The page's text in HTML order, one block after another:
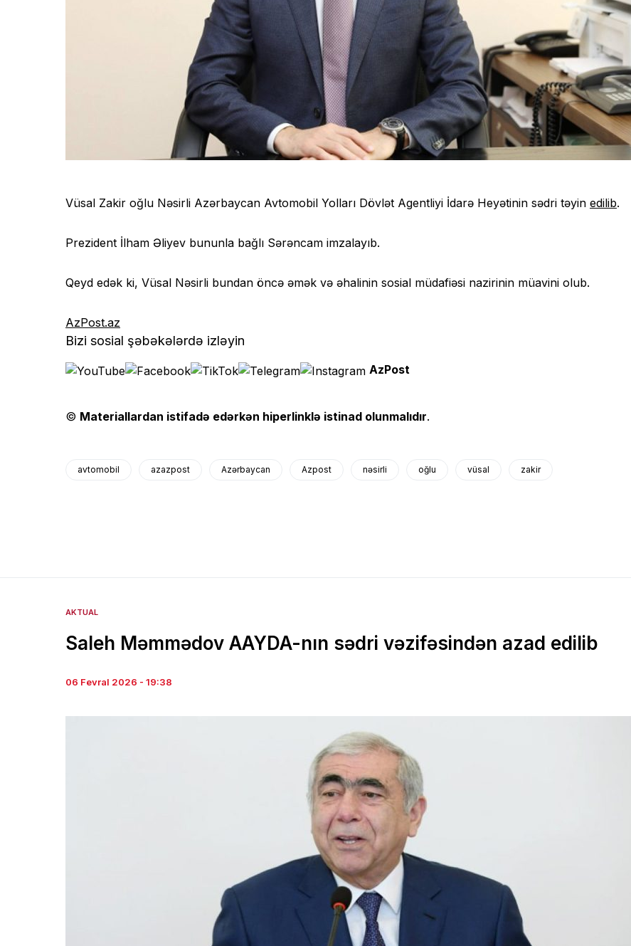
Vüsal Zakir oğlu Nəsirli Azərbaycan Avtomobil Yolları Dövlət Agentliyi İdarə Heyətinin sədri təyin edilib.
Prezident İlham Əliyev bununla bağlı Sərəncam imzalayıb.
Qeyd edək ki, Vüsal Nəsirli bundan öncə əmək və əhalinin sosial müdafiəsi nazirinin müavini olub.
AzPost.az
Bizi sosial şəbəkələrdə izləyin
AzPost
© Materiallardan istifadə edərkən hiperlinklə istinad olunmalıdır.
avtomobil azazpost Azərbaycan Azpost nəsirli oğlu vüsal zakir
AKTUAL
Saleh Məmmədov AAYDA-nın sədri vəzifəsindən azad edilib
06 Fevral 2026 - 19:38